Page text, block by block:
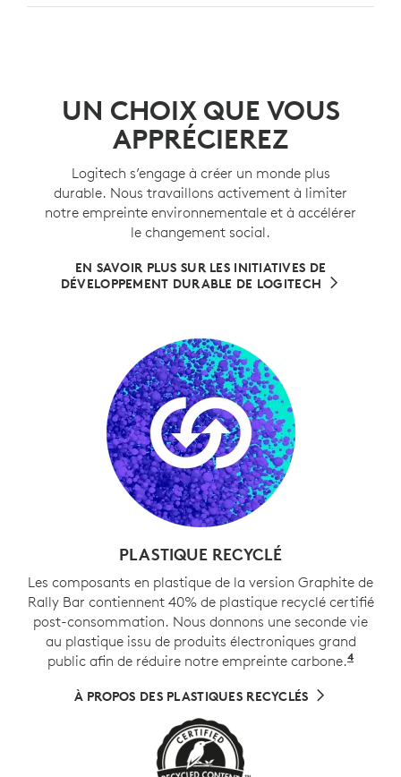
UN CHOIX QUE VOUS
APPRÉCIEREZ
Logitech s’engage à créer un monde plus
durable. Nous travaillons activement à limiter
notre empreinte environnementale et à accélérer
le changement social.
EN SAVOIR PLUS SUR LES INITIATIVES DE
DÉVELOPPEMENT DURABLE DE LOGITECH
PLASTIQUE RECYCLÉ
Les composants en plastique de la version Graphite de
Rally Bar contiennent 40% de plastique recyclé certifié
post-consommation. Nous donnons une seconde vie
au plastique issu de produits électroniques grand
public afin de réduire notre empreinte carbone.4Hors
À PROPOS DES PLASTIQUES RECYCLÉS